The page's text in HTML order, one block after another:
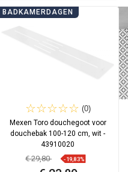
In winkelwagen
BADKAMERDAGEN
(0)
Mexen Toro douchegoot voor
douchebak 100-120 cm, wit -
43910020
€ 29,80 -19,83%